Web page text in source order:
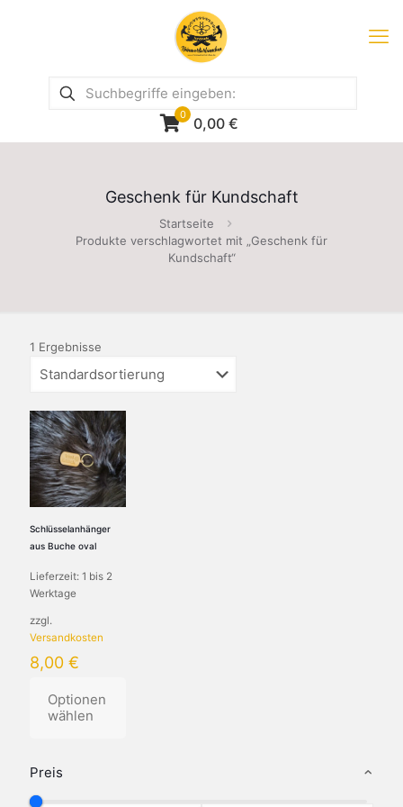
0 0,00 €
Geschenk für Kundschaft
Startseite
Produkte verschlagwortet mit „Geschenk für
Kundschaft“
Preis
1 Ergebnisse
Schlüsselanhänger
aus Buche oval
Lieferzeit: 1 bis 2
Werktage
zzgl.
Versandkosten
8,00 €
Optionen
wählen
Produkt
mehrere